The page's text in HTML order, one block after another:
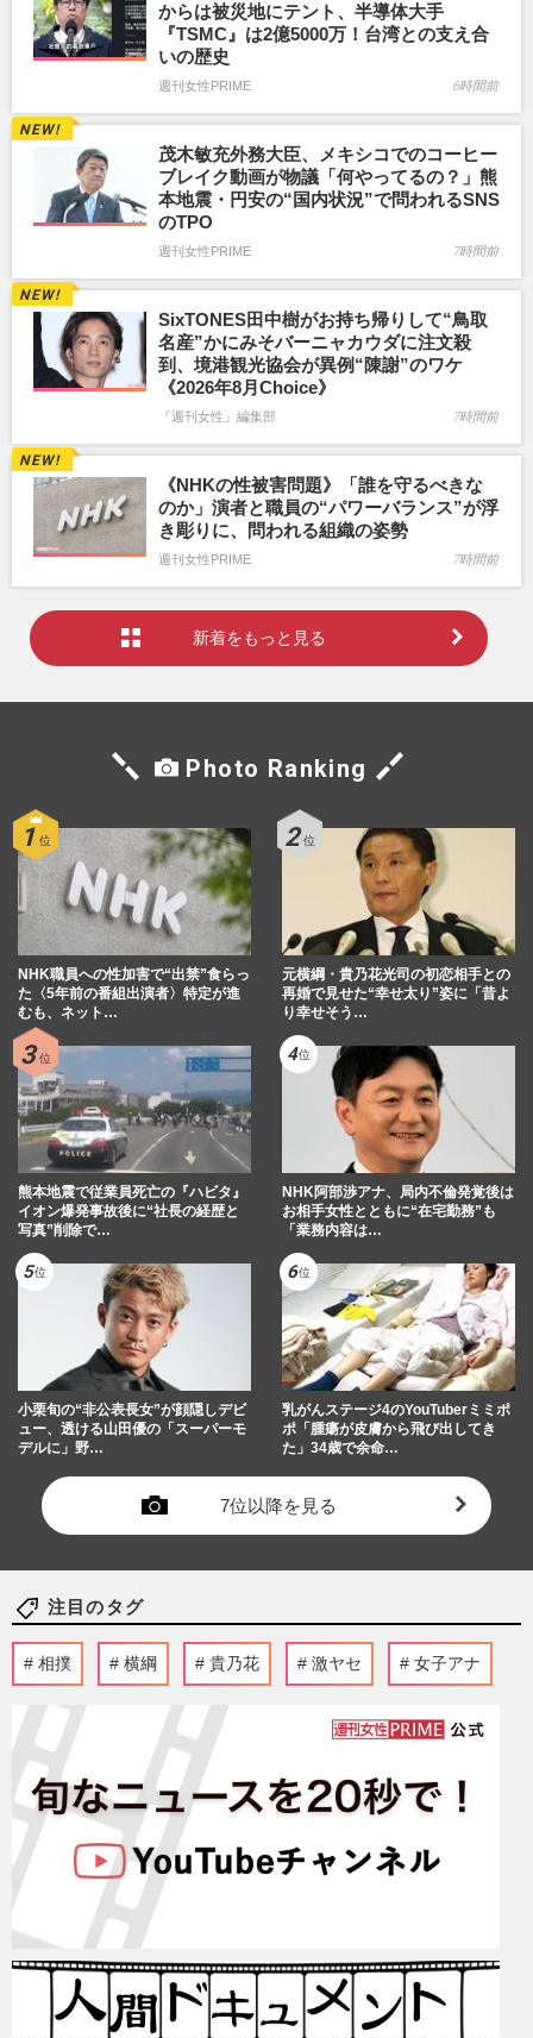
からは被災地にテント、半導体大手
『TSMC』は2億5000万！台湾との支え合
いの歴史
週刊女性PRIME 6時間前
茂木敏充外務大臣、メキシコでのコーヒー
ブレイク動画が物議「何やってるの？」熊
本地震・円安の“国内状況”で問われるSNS
のTPO
週刊女性PRIME 7時間前
SixTONES田中樹がお持ち帰りして“鳥取
名産”かにみそバーニャカウダに注文殺
到、境港観光協会が異例“陳謝”のワケ
《2026年8月Choice》
『週刊女性』編集部 7時間前
《NHKの性被害問題》「誰を守るべきな
のか」演者と職員の“パワーバランス”が浮
き彫りに、問われる組織の姿勢
週刊女性PRIME 7時間前
新着をもっと見る
Photo Ranking
NHK職員への性加害で“出禁”食らっ
た〈5年前の番組出演者〉特定が進
むも、ネット…
元横綱・貴乃花光司の初恋相手との
再婚で見せた“幸せ太り”姿に「昔よ
り幸せそう…
熊本地震で従業員死亡の『ハビタ』
イオン爆発事故後に“社長の経歴と
写真”削除で…
NHK阿部渉アナ、局内不倫発覚後は
お相手女性とともに“在宅勤務”も
「業務内容は…
小栗旬の“非公表長女”が顔隠しデビ
ュー、透ける山田優の「スーパーモ
デルに」野…
乳がんステージ4のYouTuberミミポ
ポ「腫瘍が皮膚から飛び出してき
た」34歳で余命…
7位以降を見る
注目のタグ
相撲 横綱 貴乃花 激ヤセ 女子アナ